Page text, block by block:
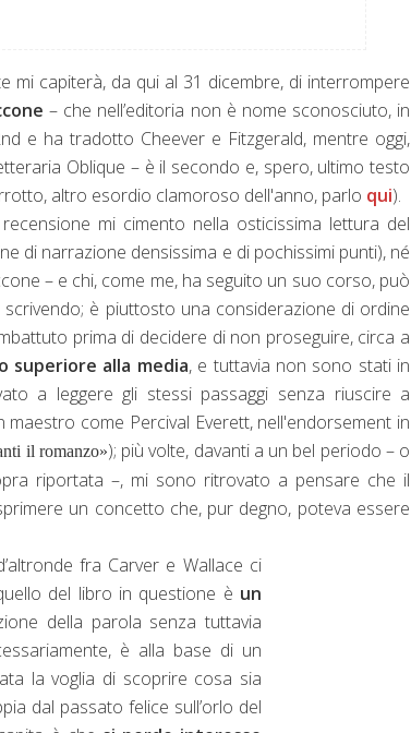
mi capiterà, da qui al 31 dicembre, di interrompere
– che nell’editoria non è nome sconosciuto, in
e ha tradotto Cheever e Fitzgerald, mentre oggi,
Oblique – è il secondo e, spero, ultimo testo
altro esordio clamoroso dell'anno, parlo qui).
mi cimento nella osticissima lettura del
di narrazione densissima e di pochissimi punti), né
– e chi, come me, ha seguito un suo corso, può
è piuttosto una considerazione di ordine
prima di decidere di non proseguire, circa a
superiore alla media, e tuttavia non sono stati in
a leggere gli stessi passaggi senza riuscire a
come Percival Everett, nell'endorsement in
il romanzo»); più volte, davanti a un bel periodo – o
riportata –, mi sono ritrovato a pensare che il
un concetto che, pur degno, poteva essere
fra Carver e Wallace ci
del libro in questione è un
della parola senza tuttavia
è alla base di un
la voglia di scoprire cosa sia
dal passato felice sull’orlo del